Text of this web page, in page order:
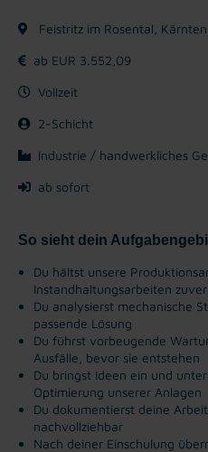
Feistritz im Rosental, Kärnten
ab EUR 3.552,09
Vollzeit
2-Schicht
Industrie / handwerkliches
ab sofort
So sieht dein
Du hältst unsere
Instandhaltungsarbeiten
Du analysierst mechanische
passende Lösung
Du führst vorbeugende
Ausfälle, bevor sie entstehen
Du bringst Ideen ein und
Optimierung unserer Anlagen
Du dokumentierst deine
nachvollziehbar
Nach deiner Einschulung